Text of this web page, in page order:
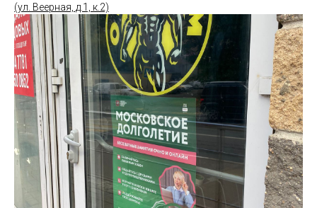
(ул. Веерная, д.1, к.2)